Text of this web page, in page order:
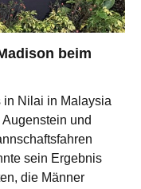
beim
in Nilai in Malaysia
und
sein Ergebnis
die Männer